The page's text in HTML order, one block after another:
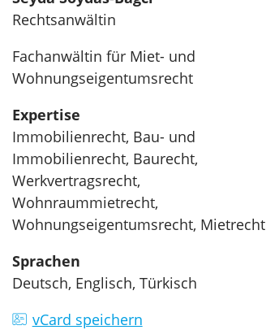
Rechtsanwältin
Fachanwältin für Miet- und
Wohnungseigentumsrecht
Expertise
Immobilienrecht, Bau- und
Immobilienrecht, Baurecht,
Werkvertragsrecht,
Wohnraummietrecht,
Wohnungseigentumsrecht, Mietrecht
Sprachen
Deutsch, Englisch, Türkisch
vCard speichern